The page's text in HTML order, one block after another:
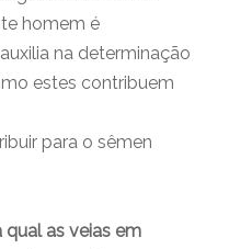
homem é
na determinação
estes contribuem
para o sêmen
qual as veias em